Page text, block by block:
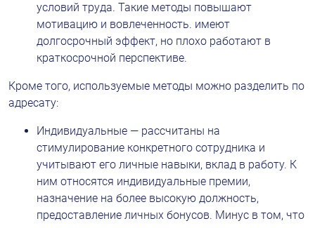
условий труда. Такие методы повышают
мотивацию и вовлеченность. имеют
долгосрочный эффект, но плохо работают в
краткосрочной перспективе.
Кроме того, используемые методы можно разделить по
адресату:
Индивидуальные — рассчитаны на
стимулирование конкретного сотрудника и
учитывают его личные навыки, вклад в работу. К
ним относятся индивидуальные премии,
назначение на более высокую должность,
предоставление личных бонусов. Минус в том, что